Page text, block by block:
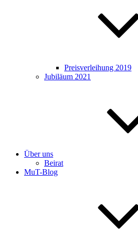
Preisverleihung 2019
Jubiläum 2021
Über uns
Beirat
MuT-Blog